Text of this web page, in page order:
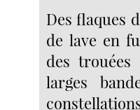
Des flaques
de lave en
des trouées
larges